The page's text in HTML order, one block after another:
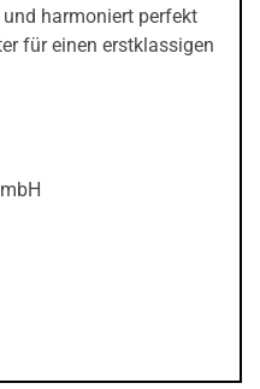
harmoniert perfekt
für einen erstklassigen